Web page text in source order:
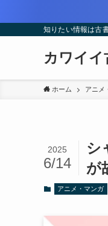
知りたい情報は古
カワイイ
ホーム アニメ
シ
が
2025
6/14
アニメ・マンガ